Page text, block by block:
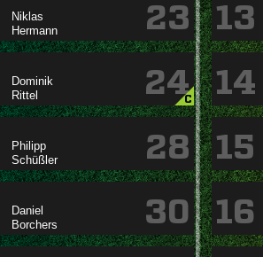


23


24
C


28


30
13
14
15
16